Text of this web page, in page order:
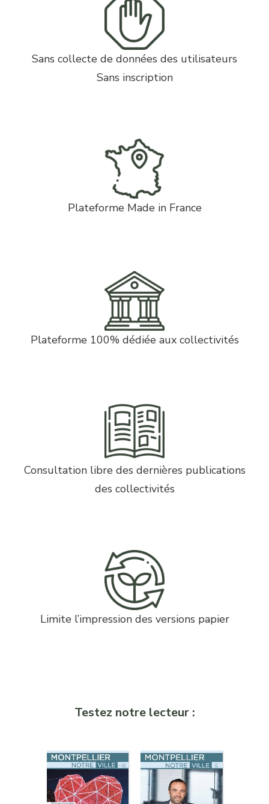
Sans collecte de données des utilisateurs
Sans inscription
Plateforme Made in France
Plateforme 100% dédiée aux collectivités
Consultation libre des dernières publications
des collectivités
Limite l’impression des versions papier
Testez notre lecteur :